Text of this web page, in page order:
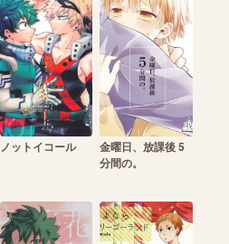
ノットイコール
金曜日、放課後 5
分間の。